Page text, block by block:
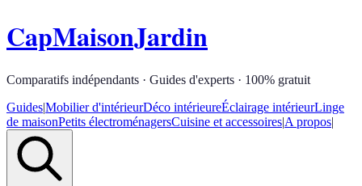
CapMaisonJardin
Comparatifs indépendants · Guides d'experts · 100% gratuit
Guides|Mobilier d'intérieurDéco intérieureÉclairage intérieurLinge
de maisonPetits électroménagersCuisine et accessoires|A propos|